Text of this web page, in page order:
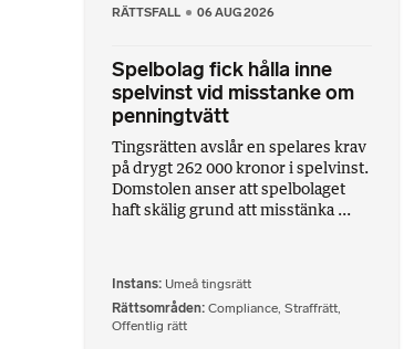
RÄTTSFALL 06 AUG 2026
Spelbolag fick hålla inne
spelvinst vid misstanke om
penningtvätt
Tingsrätten avslår en spelares krav
på drygt 262 000 kronor i spelvinst.
Domstolen anser att spelbolaget
haft skälig grund att misstänka ...
Instans Umeå tingsrätt
Rättsområden Compliance Straffrätt
Offentlig rätt